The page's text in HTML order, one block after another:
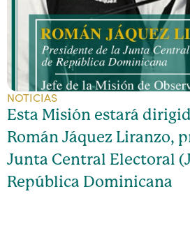
NOTICIAS
Esta Misión estará
Román Jáquez Liranzo,
Junta Central Electoral
República Dominicana